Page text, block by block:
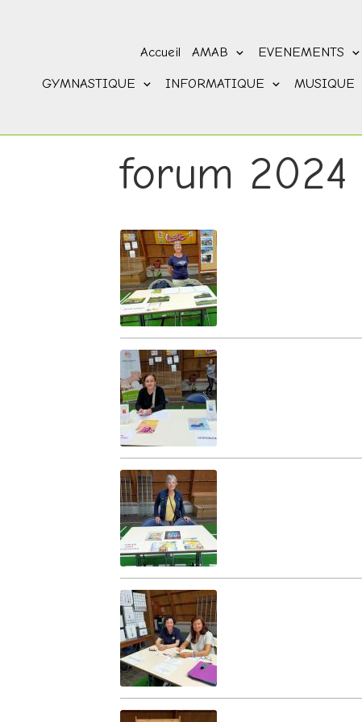
Accueil AMAB EVENEMENTS
GYMNASTIQUE INFORMATIQUE MUSIQUE
forum 2024